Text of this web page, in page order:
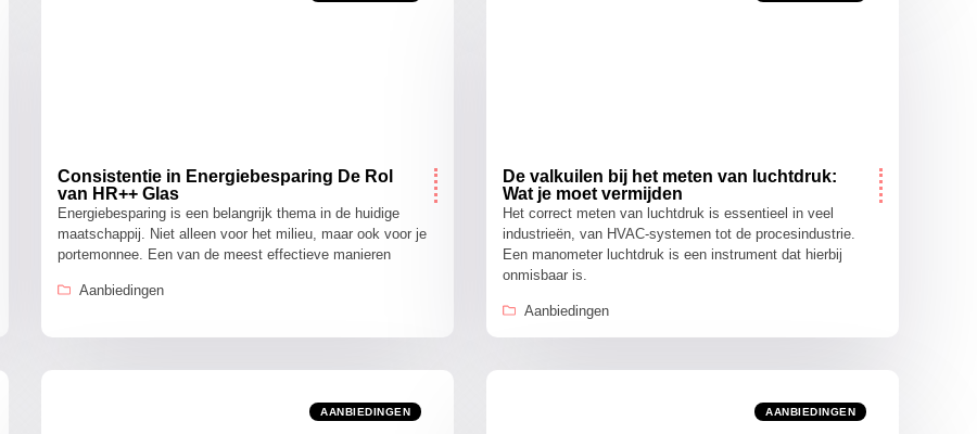
Consistentie in Energiebesparing De Rol
van HR++ Glas
Energiebesparing is een belangrijk thema in de huidige
maatschappij. Niet alleen voor het milieu, maar ook voor je
portemonnee. Een van de meest effectieve manieren
Aanbiedingen
De valkuilen bij het meten van luchtdruk:
Wat je moet vermijden
Het correct meten van luchtdruk is essentieel in veel
industrieën, van HVAC-systemen tot de procesindustrie.
Een manometer luchtdruk is een instrument dat hierbij
onmisbaar is.
Aanbiedingen
AANBIEDINGEN AANBIEDINGEN